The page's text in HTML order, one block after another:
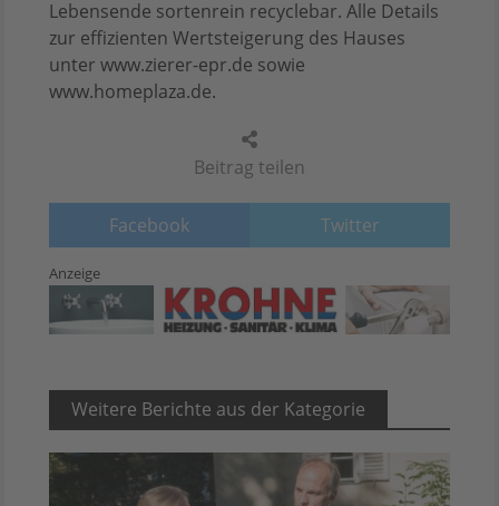
Beitrag teilen
Facebook Twitter
Lebensende sortenrein recyclebar. Alle Details
zur effizienten Wertsteigerung des Hauses
unter www.zierer-epr.de sowie
www.homeplaza.de.
Anzeige
Weitere Berichte aus der Kategorie